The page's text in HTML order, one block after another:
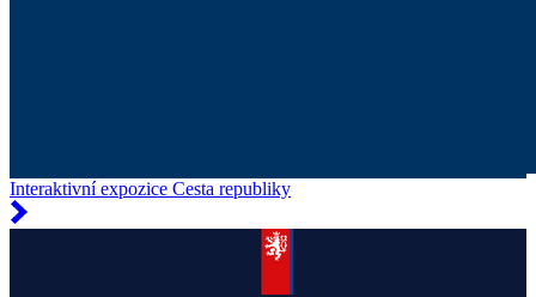
Interaktivní expozice Cesta republiky